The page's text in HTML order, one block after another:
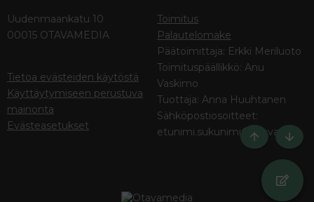
Uudenmaankatu 10
00015 OTAVAMEDIA
Tietoa evästeiden käytöstä
Käyttäytymiseen perustuva
mainonta
Evästeasetukset
Toimitus
Palautelomake
Päätoimittaja: Erkki Meriluoto
Toimituspäällikkö: Anu
Vaskimo
Tuottaja: Anna Huuhtanen
Sähköpostiosoitteet:
etunimi.sukunimi@otava.fi
Ylös